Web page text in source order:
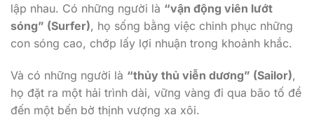
lập nhau. Có những người là “vận động viên lướt
sóng” (Surfer), họ sống bằng việc chinh phục những
con sóng cao, chớp lấy lợi nhuận trong khoảnh khắc.
Và có những người là “thủy thủ viễn dương” (Sailor),
họ đặt ra một hải trình dài, vững vàng đi qua bão tố để
đến một bến bờ thịnh vượng xa xôi.